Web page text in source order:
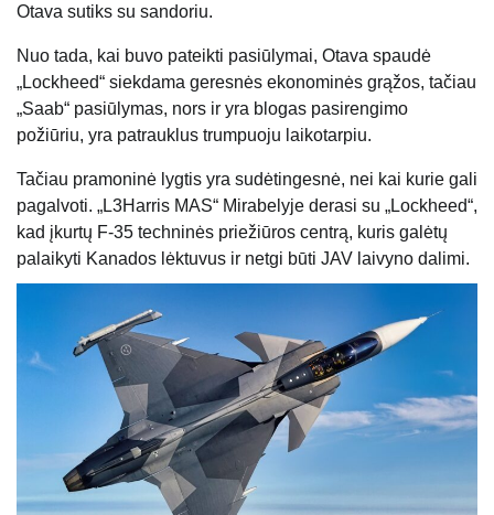
Otava sutiks su sandoriu.
Nuo tada, kai buvo pateikti pasiūlymai, Otava spaudė
„Lockheed“ siekdama geresnės ekonominės grąžos, tačiau
„Saab“ pasiūlymas, nors ir yra blogas pasirengimo
požiūriu, yra patrauklus trumpuoju laikotarpiu.
Tačiau pramoninė lygtis yra sudėtingesnė, nei kai kurie gali
pagalvoti. „L3Harris MAS“ Mirabelyje derasi su „Lockheed“,
kad įkurtų F-35 techninės priežiūros centrą, kuris galėtų
palaikyti Kanados lėktuvus ir netgi būti JAV laivyno dalimi.